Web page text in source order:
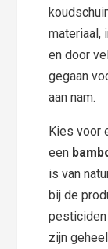
materiaal,
en door
gegaan
aan nam.
Kies voor
een
is van
bij de
zijn